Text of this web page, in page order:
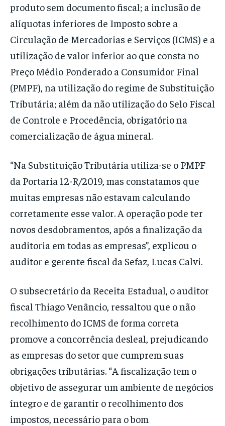
produto sem documento fiscal; a inclusão de
alíquotas inferiores de Imposto sobre a
Circulação de Mercadorias e Serviços (ICMS) e a
utilização de valor inferior ao que consta no
Preço Médio Ponderado a Consumidor Final
(PMPF), na utilização do regime de Substituição
Tributária; além da não utilização do Selo Fiscal
de Controle e Procedência, obrigatório na
comercialização de água mineral.
“Na Substituição Tributária utiliza-se o PMPF
da Portaria 12-R/2019, mas constatamos que
muitas empresas não estavam calculando
corretamente esse valor. A operação pode ter
novos desdobramentos, após a finalização da
auditoria em todas as empresas”, explicou o
auditor e gerente fiscal da Sefaz, Lucas Calvi.
O subsecretário da Receita Estadual, o auditor
fiscal Thiago Venâncio, ressaltou que o não
recolhimento do ICMS de forma correta
promove a concorrência desleal, prejudicando
as empresas do setor que cumprem suas
obrigações tributárias. “A fiscalização tem o
objetivo de assegurar um ambiente de negócios
íntegro e de garantir o recolhimento dos
impostos, necessário para o bom